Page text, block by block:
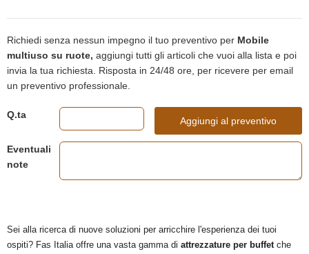
Richiedi senza nessun impegno il tuo preventivo per Mobile
multiuso su ruote, aggiungi tutti gli articoli che vuoi alla lista e poi
invia la tua richiesta. Risposta in 24/48 ore, per ricevere per email
un preventivo professionale.
Q.ta
Aggiungi al preventivo
Eventuali
note
Sei alla ricerca di nuove soluzioni per arricchire l'esperienza dei tuoi
ospiti? Fas Italia offre una vasta gamma di attrezzature per buffetche